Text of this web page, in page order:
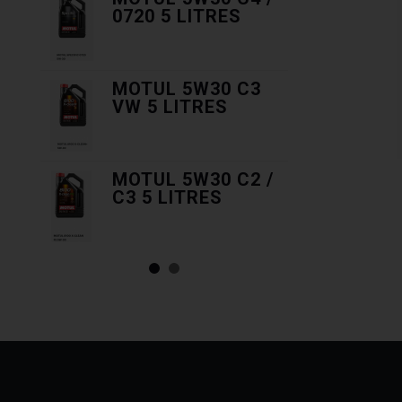
0720 5 LITRES
MOTUL 5W30 C3
VW 5 LITRES
MOTUL 5W30 C2 /
C3 5 LITRES